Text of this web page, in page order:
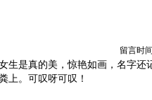
留言时
生是真的美，惊艳如画，名字还
上。可叹呀可叹！